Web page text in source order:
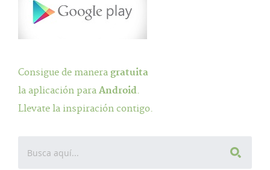
Consigue de manera gratuita
la aplicación para Android.
Llevate la inspiración contigo.